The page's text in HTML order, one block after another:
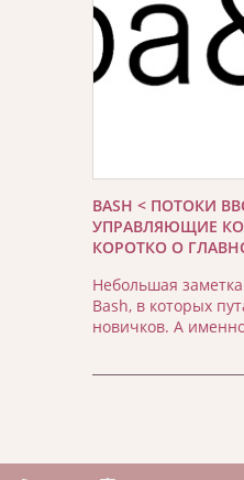
BASH < ПОТОКИ
УПРАВЛЯЮЩИЕ
КОРОТКО О
Небольшая
Bash, в которых
новичков. А